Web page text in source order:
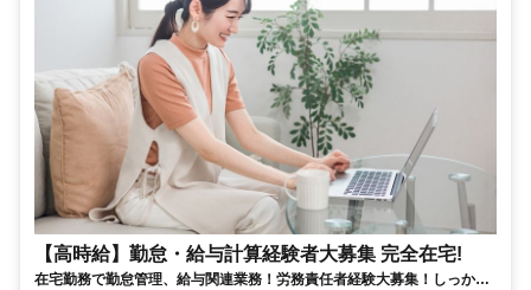
【高時給】勤怠・給与計算経験者大募集 完全在宅!
在宅勤務で勤怠管理、給与関連業務！労務責任者経験大募集！しっかり